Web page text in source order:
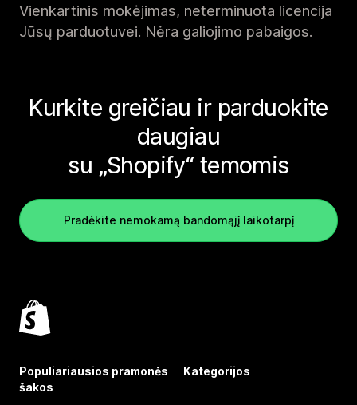
Vienkartinis mokėjimas, neterminuota licencija
Jūsų parduotuvei. Nėra galiojimo pabaigos.
Kurkite greičiau ir parduokite
daugiau
su „Shopify“ temomis
Pradėkite nemokamą bandomąjį laikotarpį
Populiariausios pramonės
šakos
Kategorijos